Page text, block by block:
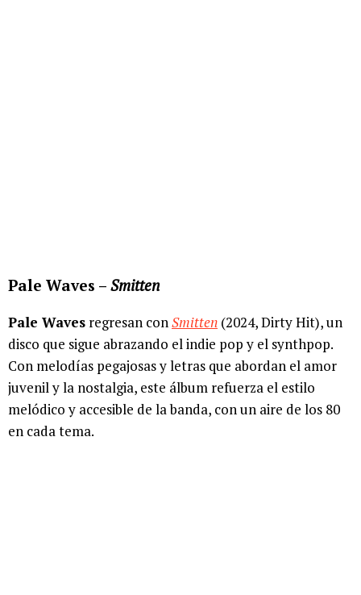
Pale Waves – Smitten
Pale Waves regresan conSmitten (2024, Dirty Hit), un
disco que sigue abrazando el indie pop y el synthpop.
Con melodías pegajosas y letras que abordan el amor
juvenil y la nostalgia, este álbum refuerza el estilo
melódico y accesible de la banda, con un aire de los 80
en cada tema.